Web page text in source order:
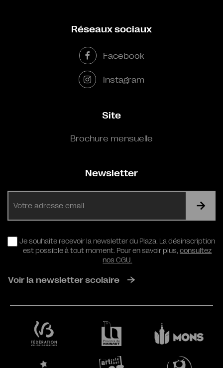
Réseaux sociaux
Facebook
Instagram
Site
Brochure mensuelle
Newsletter
RGPD
Je souhaite recevoir la newsletter du Plaza. La désinscription
est possible à tout moment. Pour en savoir plus,consultez
nos CGU.
Voir la newsletter scolaire